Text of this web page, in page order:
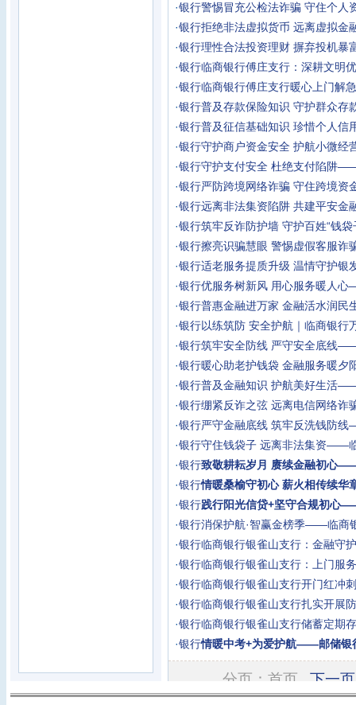
·银行警惕冒充公检法诈骗 守住个
·银行拒绝非法虚拟货币 远离虚拟
·银行理性合法投资理财 摒弃投机
·银行临商银行傅庄支行：深耕文明
·银行临商银行傅庄支行暖心上门解
·银行普及存款保险知识 守护群众
·银行普及征信基础知识 珍惜个人
·银行守护商户资金安全 护航小微
·银行守护支付安全 杜绝支付陷阱
·银行严防跨境网络诈骗 守住跨境
·银行远离非法集资陷阱 共建平安
·银行筑牢反诈防护墙 守护百姓“钱
·银行擦亮识骗慧眼 警惕虚假客服
·银行适老服务提质升级 温情守护
·银行优服务树新风 用心服务暖人
·银行普惠金融进万家 金融活水润
·银行以练筑防 安全护航｜临商银行
·银行筑牢安全防线 严守安全底线
·银行暖心助老护钱袋 金融服务暖
·银行普及金融知识 护航美好生活
·银行绷紧反诈之弦 远离电信网络
·银行严守金融底线 筑牢反洗钱防
·银行守住钱袋子 远离非法集资——
·银行致敬耕耘岁月 赓续金融初心
·银行情暖桑榆守初心 薪火相传续
·银行践行阳光信贷+坚守合规初心
·银行消保护航·智赢金榜季——临商
·银行临商银行银雀山支行：金融守
·银行临商银行银雀山支行：上门服
·银行临商银行银雀山支行开门红冲
·银行临商银行银雀山支行扎实开展
·银行临商银行银雀山支行储蓄定期
·银行情暖中考+为爱护航——邮储银
分页：首页 下一页